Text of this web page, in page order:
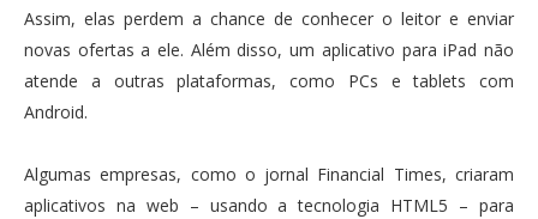
Assim, elas perdem a chance de conhecer o leitor e enviar
novas ofertas a ele. Além disso, um aplicativo para iPad não
atende a outras plataformas, como PCs e tablets com
Android.
Algumas empresas, como o jornal Financial Times, criaram
aplicativos na web – usando a tecnologia HTML5 – para